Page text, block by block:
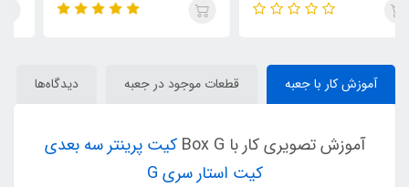
آموزش کار با جعبه قطعات موجود در جعبه دیدگاه‌ها
آموزش تصویری کار با Box G
کیت پرینتر سه بعدی
کیت استار سری G